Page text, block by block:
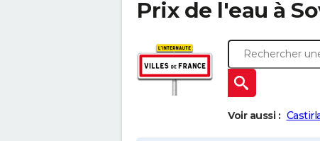
Prix de l'eau à
Voir aussi :